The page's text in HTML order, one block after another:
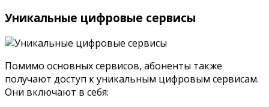
Уникальные цифровые сервисы
Помимо основных сервисов, абоненты также
получают доступ к уникальным цифровым сервисам.
Они включают в себя: